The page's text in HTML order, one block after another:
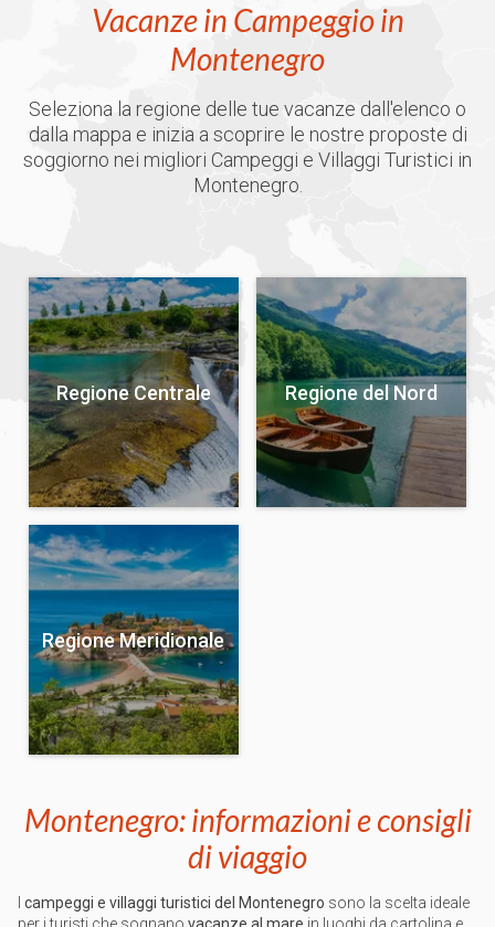
Vacanze in Campeggio in
Montenegro
Seleziona la regione delle tue vacanze dall'elenco o
dalla mappa e inizia a scoprire le nostre proposte di
soggiorno nei migliori Campeggi e Villaggi Turistici in
Montenegro.
Regione Centrale Regione del Nord
Regione Meridionale
Montenegro: informazioni e consigli
di viaggio
campeggi e villaggi turistici del Montenegro sono la scelta ideale